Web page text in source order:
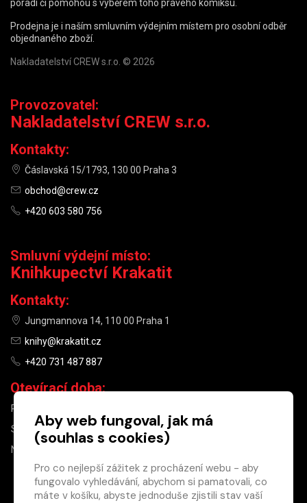
×
poradí či pomohou s výběrem toho pravého komiksu.
Prodejna je i naším smluvním výdejním místem pro osobní odběr
objednaného zboží.
Nakladatelství CREW s.r.o. © 2026
Provozovatel:
Nakladatelství CREW s.r.o.
Kontakty:
Čáslavská 15/1793, 130 00 Praha 3
obchod@crew.cz
+420 603 580 756
Smluvní výdejní místo:
Knihkupectví Krakatit
Kontakty:
Jungmannova 14, 110 00 Praha 1
knihy@krakatit.cz
+420 731 487 887
Otevírací doba:
PO–PÁ
SO
10:00–13:00
NE
Aby web fungoval, jak má
(souhlas s cookies)
Pro co nejlepší zážitek z procházení webu - aby
fungovalo vyhledávání, abychom si pamatovali, co
máte v košíku, abyste jednoduše zjistili stav vaší